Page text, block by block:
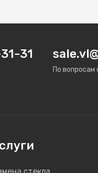
31
По вопросам